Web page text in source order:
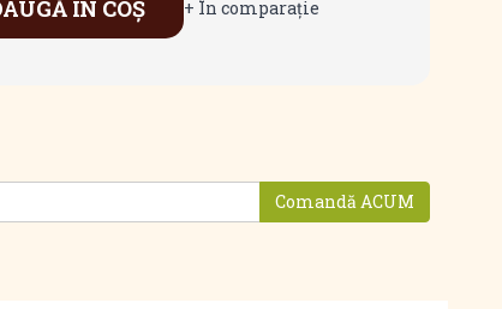
ÎN COŞ + În comparaţie
Comandă ACUM